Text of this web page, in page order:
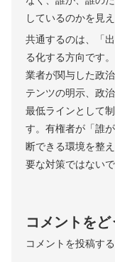
しているのかを見
共通するのは、「
る化する方向です
業者が関与した政
テンツの明示、政
最低ラインとして
す。有権者が「誰
断できる環境を整
要な対策ではないで
コメントをど
コメントを投稿す